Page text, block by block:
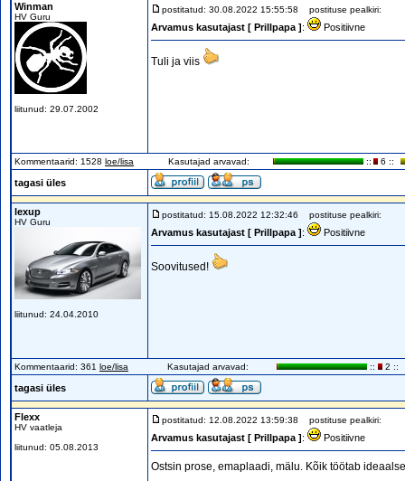
Winman
HV Guru
liitunud: 29.07.2002
postitatud: 30.08.2022 15:55:58 postituse pealkiri:
Arvamus kasutajast [ Prillpapa ]: Positiivne
Tuli ja viis
Kommentaarid: 1528 loe/lisa Kasutajad arvavad: :: 6 ::
tagasi üles
lexup
HV Guru
liitunud: 24.04.2010
postitatud: 15.08.2022 12:32:46 postituse pealkiri:
Arvamus kasutajast [ Prillpapa ]: Positiivne
Soovitused!
Kommentaarid: 361 loe/lisa Kasutajad arvavad: :: 2 ::
tagasi üles
Flexx
HV vaatleja
liitunud: 05.08.2013
postitatud: 12.08.2022 13:59:38 postituse pealkiri:
Arvamus kasutajast [ Prillpapa ]: Positiivne
Ostsin prose, emaplaadi, mälu. Kõik töötab